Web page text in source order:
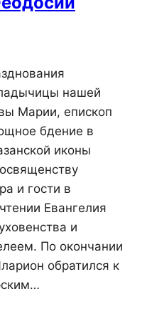
нашей
Марии, епископ
бдение в
иконы
и гости в
Евангелия
и
По окончании
обратился к